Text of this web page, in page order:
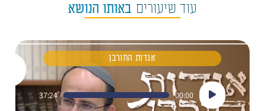
עוד שיעורים באותו הנושא
אגדות החורבן
נגן
אודיו
00:00
37:24